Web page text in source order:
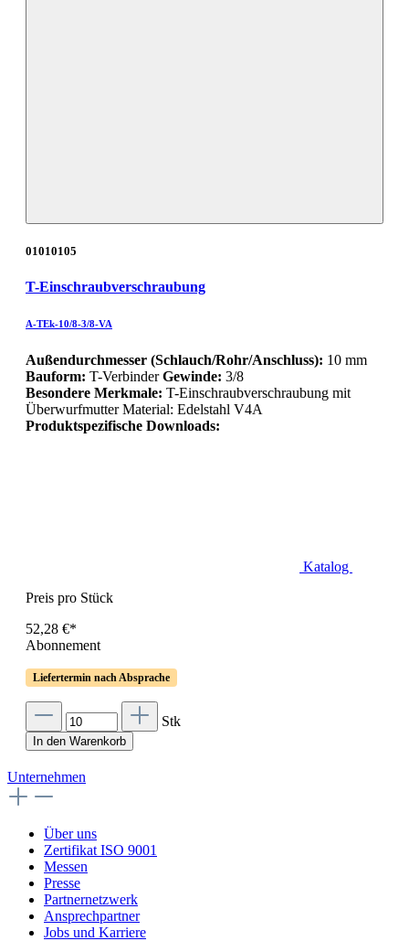
01010105
T-Einschraubverschraubung
A-TEk-10/8-3/8-VA
Außendurchmesser (Schlauch/Rohr/Anschluss): 10 mm
Bauform: T-VerbinderGewinde: 3/8
Besondere Merkmale: T-Einschraubverschraubung mit
Überwurfmutter Material: Edelstahl V4A
Produktspezifische Downloads:
Katalog
Preis pro Stück
52,28 €*
Abonnement
Liefertermin nach Absprache
Stk
In den Warenkorb
Unternehmen
Über uns
Zertifikat ISO 9001
Messen
Presse
Partnernetzwerk
Ansprechpartner
Jobs und Karriere